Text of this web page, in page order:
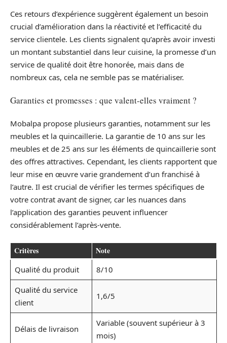
Ces retours d’expérience suggèrent également un besoin
crucial d’amélioration dans la réactivité et l’efficacité du
service clientele. Les clients signalent qu’après avoir investi
un montant substantiel dans leur cuisine, la promesse d’un
service de qualité doit être honorée, mais dans de
nombreux cas, cela ne semble pas se matérialiser.
Garanties et promesses : que valent-elles vraiment ?
Mobalpa propose plusieurs garanties, notamment sur les
meubles et la quincaillerie. La garantie de 10 ans sur les
meubles et de 25 ans sur les éléments de quincaillerie sont
des offres attractives. Cependant, les clients rapportent que
leur mise en œuvre varie grandement d’un franchisé à
l’autre. Il est crucial de vérifier les termes spécifiques de
votre contrat avant de signer, car les nuances dans
l’application des garanties peuvent influencer
considérablement l’après-vente.
Critères Note
Qualité du produit
8/10
Qualité du service
client
1,6/5
Délais de livraison
Variable (souvent supérieur à 3
mois)